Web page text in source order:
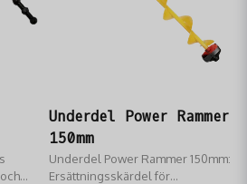
Underdel Power Rammer
150mm
Underdel Power Rammer 150mm:
Ersättningsskärdel för